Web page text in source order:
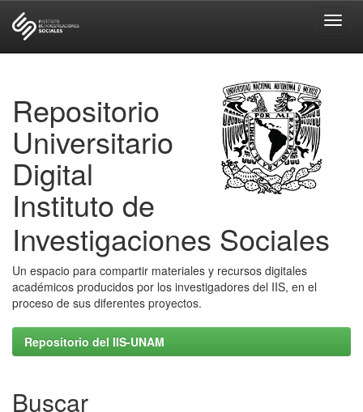
Repositorio
Universitario
Digital
Instituto de
Investigaciones Sociales
Un espacio para compartir materiales y recursos digitales
académicos producidos por los investigadores del IIS, en el
proceso de sus diferentes proyectos.
Repositorio del IIS-UNAM
Buscar